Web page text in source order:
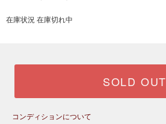
在庫状況 在庫切れ中
SOLD OUT
コンディションについて